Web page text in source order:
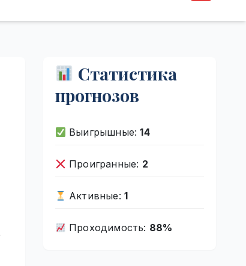
Статистика
прогнозов
Выигрышные:14
Проигранные: 2
Активные: 1
Проходимость: 88%